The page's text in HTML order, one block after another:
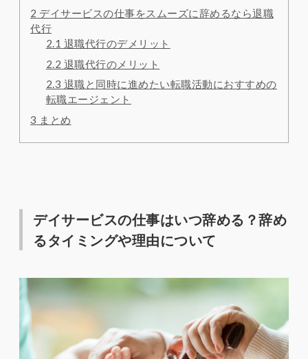
2 デイサービスの仕事をスムーズに辞めるなら退職
代行
2.1 退職代行のデメリット
2.2 退職代行のメリット
2.3 退職と同時に進めたい転職活動におすすめの
転職エージェント
3 まとめ
デイサービスの仕事はいつ辞める？辞め
るタイミングや理由について